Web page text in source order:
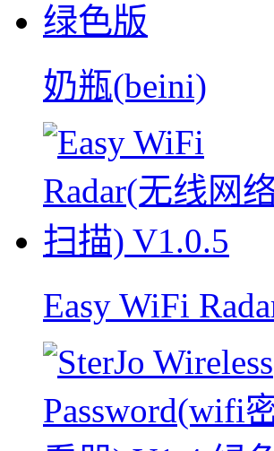
奶瓶(beini)
Easy WiFi